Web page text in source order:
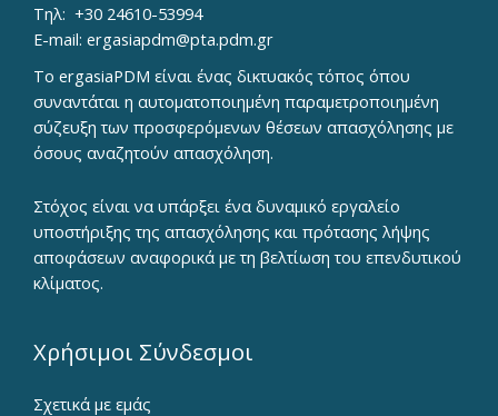
Τηλ: +30 24610-53994
E-mail: ergasiapdm@pta.pdm.gr
To ergasiaPDM είναι ένας δικτυακός τόπος όπου
συναντάται η αυτοματοποιημένη παραμετροποιημένη
σύζευξη των προσφερόμενων θέσεων απασχόλησης με
όσους αναζητούν απασχόληση.
Στόχος είναι να υπάρξει ένα δυναμικό εργαλείο
υποστήριξης της απασχόλησης και πρότασης λήψης
αποφάσεων αναφορικά με τη βελτίωση του επενδυτικού
κλίματος.
Χρήσιμοι Σύνδεσμοι
Σχετικά με εμάς